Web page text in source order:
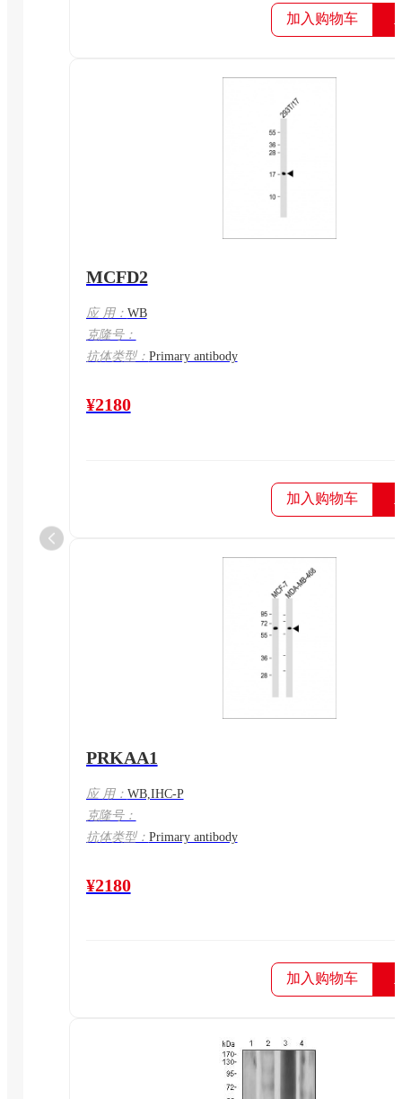
加入购物车
MCFD2
应 用： WB
克隆号：
抗体类型： Primary antibody
¥2180
加入购物车
PRKAA1
应 用： WB,IHC-P
克隆号：
抗体类型： Primary antibody
¥2180
加入购物车